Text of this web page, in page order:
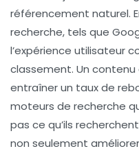
référencement naturel.
recherche, tels que
l’expérience utilisateur
classement. Un
entraîner un taux de
moteurs de recherche
pas ce qu’ils
non seulement